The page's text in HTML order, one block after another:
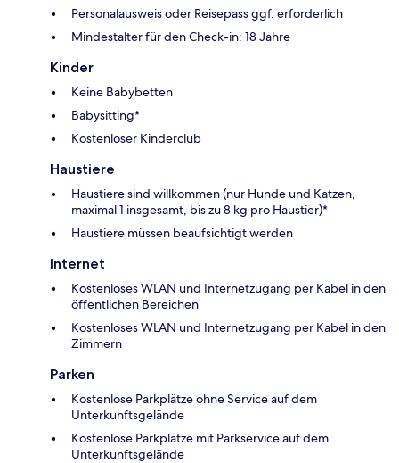
Personalausweis oder Reisepass ggf. erforderlich
Mindestalter für den Check-in: 18 Jahre
Kinder
Keine Babybetten
Babysitting*
Kostenloser Kinderclub
Haustiere
Haustiere sind willkommen (nur Hunde und Katzen,
maximal 1 insgesamt, bis zu 8 kg pro Haustier)*
Haustiere müssen beaufsichtigt werden
Internet
Kostenloses WLAN und Internetzugang per Kabel in den
öffentlichen Bereichen
Kostenloses WLAN und Internetzugang per Kabel in den
Zimmern
Parken
Kostenlose Parkplätze ohne Service auf dem
Unterkunftsgelände
Kostenlose Parkplätze mit Parkservice auf dem
Unterkunftsgelände